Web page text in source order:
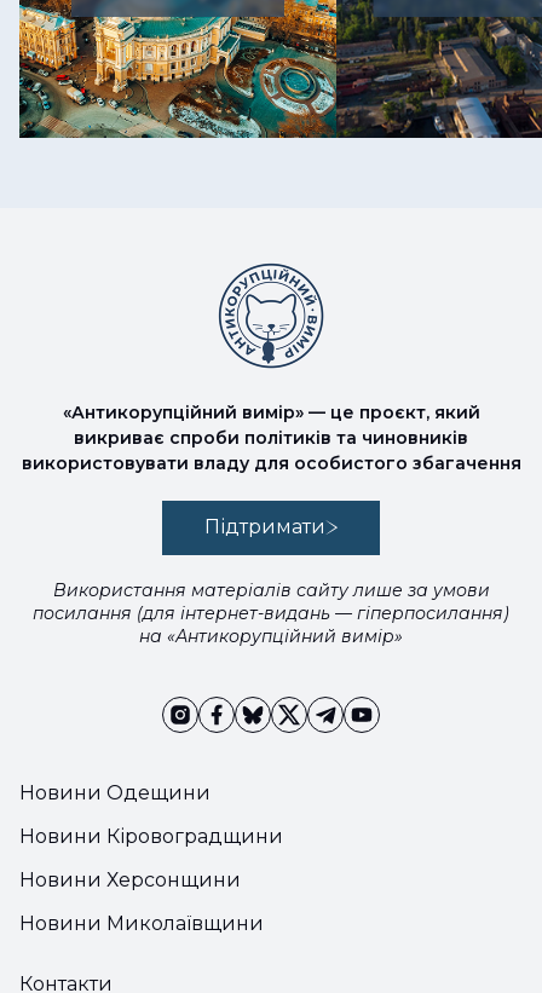
Новини Одещини
Новини Кіровоградщини
Новини Херсонщини
Новини Миколаївщини
«Антикорупційний вимір» — це проєкт, який
викриває спроби політиків та чиновників
використовувати владу для особистого збагачення
Підтримати
Використання матеріалів сайту лише за умови
посилання (для інтернет-видань — гіперпосилання)
на «Антикорупційний вимір»
Контакти